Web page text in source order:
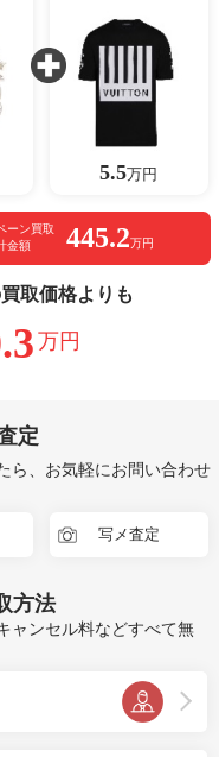
5.5万円
ーン買取
金額
445.2万円
取価格よりも
万円
定
ら、お気軽にお問い合わせ
写メ査定
方法
ャンセル料などすべて無